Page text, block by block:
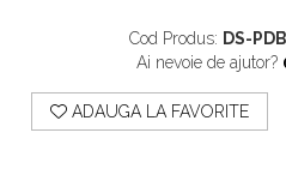
Cod Produs: DS-
Ai nevoie de ajutor?
ADAUGA LA FAVORITE